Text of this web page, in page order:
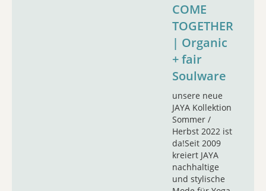
COME
TOGETHER
| Organic
+ fair
Soulware
unsere neue
JAYA Kollektion
Sommer /
Herbst 2022 ist
da!Seit 2009
kreiert JAYA
nachhaltige
und stylische